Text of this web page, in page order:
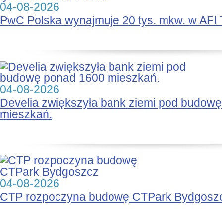
04-08-2026
PwC Polska wynajmuje 20 tys. mkw. w AFI
04-08-2026
Develia zwiększyła bank ziemi pod
mieszkań.
04-08-2026
CTP rozpoczyna budowę CTPark